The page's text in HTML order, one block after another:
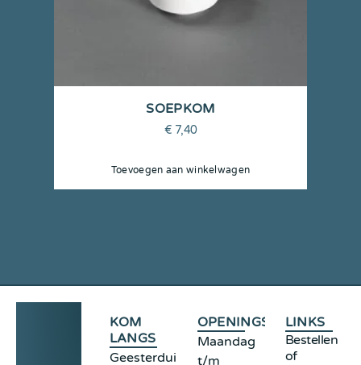
SOEPKOM
€ 7,40
Toevoegen aan winkelwagen
KOM
LANGS
Geesterduinweg
OPENINGSTIJDEN
Maandag
t/m
LINKS
Bestellen
of